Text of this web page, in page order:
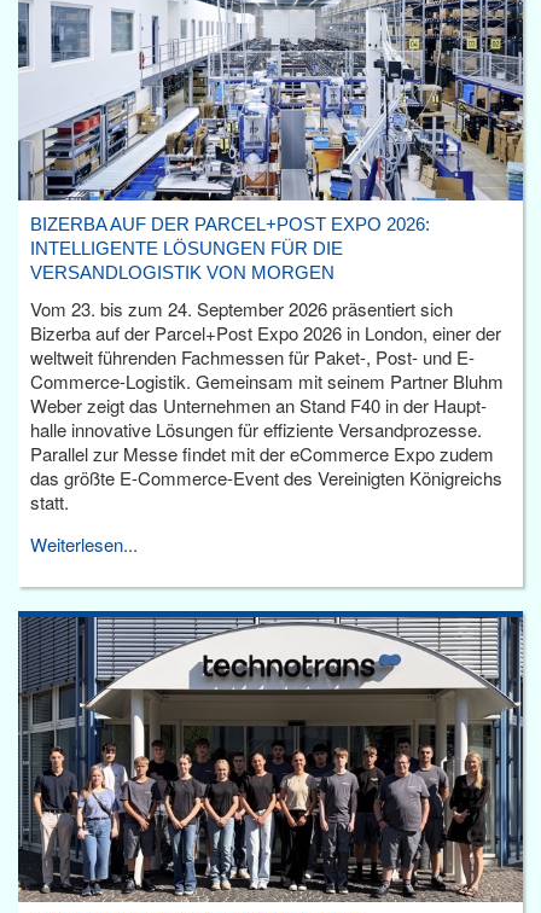
BIZERBA AUF DER PARCEL+POST EXPO 2026:
INTELLIGENTE LÖSUNGEN FÜR DIE
VERSANDLOGISTIK VON MORGEN
Vom 23. bis zum 24. September 2026 präsentiert sich
Bizerba auf der Parcel+Post Expo 2026 in London, einer der
weltweit führenden Fachmessen für Paket-, Post- und E-
Commerce-Logistik. Gemeinsam mit seinem Partner Bluhm
Weber zeigt das Unternehmen an Stand F40 in der Haupt­
halle innovative Lösungen für effiziente Versandprozesse.
Parallel zur Messe findet mit der eCommerce Expo zudem
das größte E-Commerce-Event des Vereinigten Königreichs
statt.
Weiterlesen...